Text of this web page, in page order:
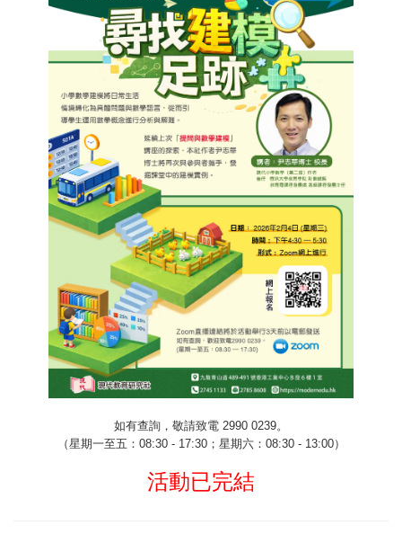
如有查詢，敬請致電 2990 0239。
（星期一至五： 08:30 - 17:30；星期六： 08:30 - 13:00）
活動已完結